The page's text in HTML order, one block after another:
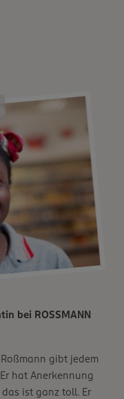
bei ROSSMANN
gibt jedem
hat Anerkennung
ist ganz toll. Er